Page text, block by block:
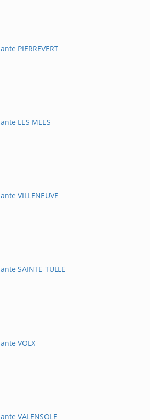
PIERREVERT
LES MEES
VILLENEUVE
SAINTE-TULLE
VOLX
VALENSOLE